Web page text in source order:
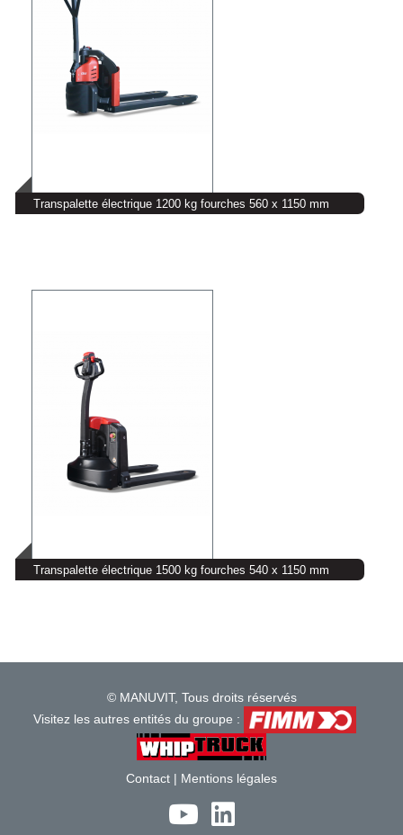
Transpalette électrique 1200 kg fourches 560 x 1150 mm
Transpalette électrique 1500 kg fourches 540 x 1150 mm
© MANUVIT, Tous droits réservés
Visitez les autres entités du groupe :
Contact | Mentions légales